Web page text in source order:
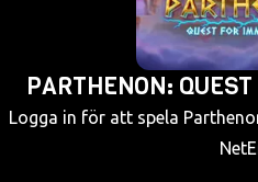
PARTHENON:
Logga in för att spela